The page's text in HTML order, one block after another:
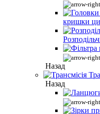
кришки
Назад
Назад